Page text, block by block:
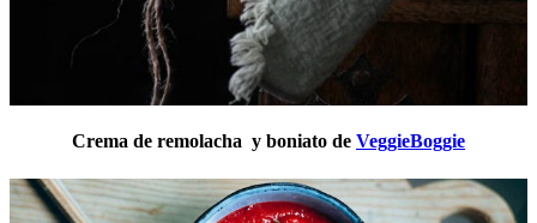
Crema de remolacha y boniato de VeggieBoggie